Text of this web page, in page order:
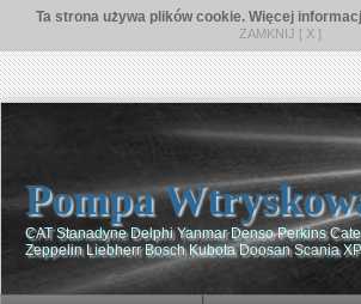
Ta strona używa plików cookie. Więcej
ZAMKNIJ [ X ]
Pompa
CAT Stanadyne Delphi Yanmar Denso Perkins
Zeppelin Liebherr Bosch Kubota Doosan Scania